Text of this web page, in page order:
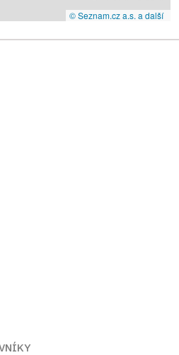
© Seznam.cz a.s. a další